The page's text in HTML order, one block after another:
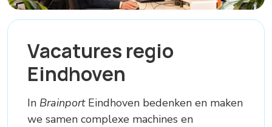
Vacatures regio
Eindhoven
In BrainportEindhoven bedenken en maken
we samen complexe machines en